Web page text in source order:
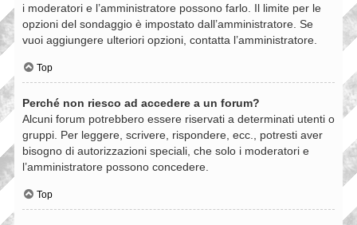
i moderatori e l’amministratore possono farlo. Il limite per le
opzioni del sondaggio è impostato dall’amministratore. Se
vuoi aggiungere ulteriori opzioni, contatta l’amministratore.
Top
Perché non riesco ad accedere a un forum?
Alcuni forum potrebbero essere riservati a determinati utenti o
gruppi. Per leggere, scrivere, rispondere, ecc., potresti aver
bisogno di autorizzazioni speciali, che solo i moderatori e
l’amministratore possono concedere.
Top